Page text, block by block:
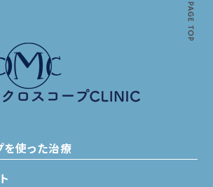
使った治療